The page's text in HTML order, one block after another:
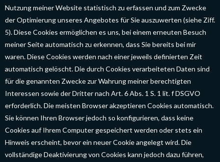
Nutzung meiner Website statistisch zu erfassen und zum Zwecke
der Optimierung unseres Angebotes für Sie auszuwerten (siehe Ziff.
5). Diese Cookies ermöglichen es uns, bei einem erneuten Besuch
meiner Seite automatisch zu erkennen, dass Sie bereits bei mir
waren. Diese Cookies werden nach einer jeweils definierten Zeit
automatisch gelöscht. Die durch Cookies verarbeiteten Daten sind
für die genannten Zwecke zur Wahrung meiner berechtigten
Interessen sowie der Dritter nach Art. 6 Abs. 1 S. 1 lit. f DSGVO
erforderlich. Die meisten Browser akzeptieren Cookies automatisch.
Sie können Ihren Browser jedoch so konfigurieren, dass keine
Cookies auf Ihrem Computer gespeichert werden oder stets ein
Hinweis erscheint, bevor ein neuer Cookie angelegt wird. Die
vollständige Deaktivierung von Cookies kann jedoch dazu führen,